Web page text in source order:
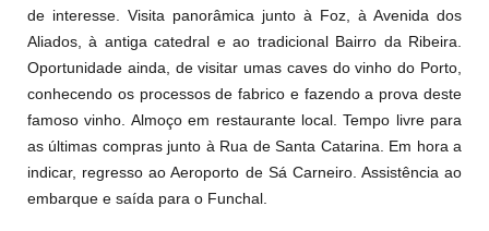
de interesse. Visita panorâmica junto à Foz, à Avenida dos
Aliados, à antiga catedral e ao tradicional Bairro da Ribeira.
Oportunidade ainda, de visitar umas caves do vinho do Porto,
conhecendo os processos de fabrico e fazendo a prova deste
famoso vinho. Almoço em restaurante local. Tempo livre para
as últimas compras junto à Rua de Santa Catarina. Em hora a
indicar, regresso ao Aeroporto de Sá Carneiro. Assistência ao
embarque e saída para o Funchal.